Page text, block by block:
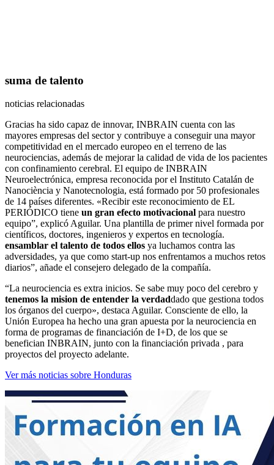
suma de talento
noticias relacionadas
Gracias ha sido capaz de innovar, INBRAIN cuenta con las
mayores empresas del sector y contribuye a conseguir una mayor
competitividad en el mercado europeo en el terreno de las
neurociencias, además de mejorar la calidad de vida de los pacientes
con confinamiento cerebral. El equipo de INBRAIN
Neuroelectrónica, empresa reconocida por el Instituto Catalán de
Nanociència y Nanotecnologia, está formado por 50 profesionales
de 14 países diferentes. «Recibir este reconocimiento de EL
PERIÓDICO tiene un gran efecto motivacional para nuestro
equipo”, explicó Aguilar. Una plantilla de primer nivel formada por
científicos, doctores, ingenieros y expertos en tecnología.
ensamblar el talento de todos ellos ya luchamos contra las
adversidades, ya que como start-up nos enfrentamos a muchos retos
diarios”, añade el consejero delegado de la compañía.
“La neurociencia es extra inicios. Se sabe muy poco del cerebro y
tenemos la mision de entender la verdaddado que gestiona todos
los órganos del cuerpo», destaca Aguilar. Consciente de ello, la
Unión Europea ha hecho una gran apuesta por la neurociencia en
forma de programas de financiación de I+D, de los que se
benefician INBRAIN, junto con la financiación privada , para
proyectos del proyecto adelante.
Ver más noticias sobre Honduras